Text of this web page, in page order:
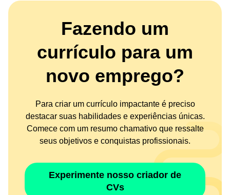
Fazendo um
currículo para um
novo emprego?
Para criar um currículo impactante é preciso
destacar suas habilidades e experiências únicas.
Comece com um resumo chamativo que ressalte
seus objetivos e conquistas profissionais.
Experimente nosso criador de
CVs